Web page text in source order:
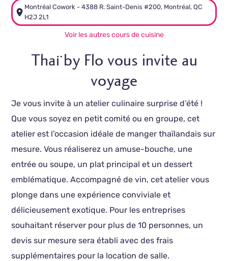
Montréal Cowork - 4388 R. Saint-Denis #200, Montréal, QC
H2J 2L1
Voir les autres cours de cuisine
Thaï by Flo vous invite au
voyage
Je vous invite à un atelier culinaire surprise d’été !
Que vous soyez en petit comité ou en groupe, cet
atelier est l’occasion idéale de manger thaïlandais sur
mesure. Vous réaliserez un amuse-bouche, une
entrée ou soupe, un plat principal et un dessert
emblématique. Accompagné de vin, cet atelier vous
plonge dans une expérience conviviale et
délicieusement exotique. Pour les entreprises
souhaitant réserver pour plus de 10 personnes, un
devis sur mesure sera établi avec des frais
supplémentaires pour la location de salle.